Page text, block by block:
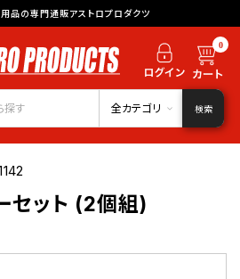
品の専門通販アストロプロダクツ
0
全カテゴリ 検索
セット (2個組)